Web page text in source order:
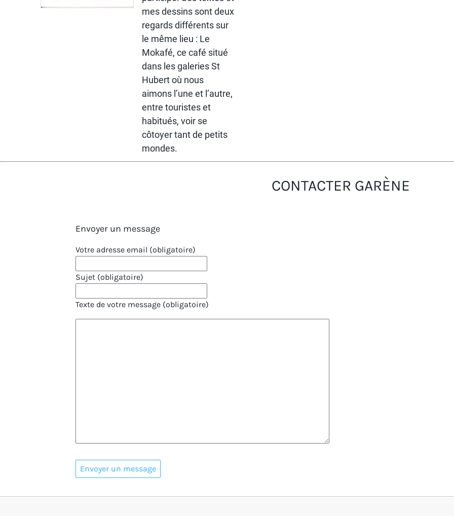
mes dessins sont deux
regards différents sur
le même lieu : Le
Mokafé, ce café situé
dans les galeries St
Hubert où nous
aimons l’une et l’autre,
entre touristes et
habitués, voir se
côtoyer tant de petits
mondes.
CONTACTER GARÈNE
Envoyer un message
Votre adresse email (obligatoire)
Sujet (obligatoire)
Texte de votre message (obligatoire)